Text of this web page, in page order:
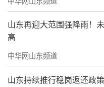
山东再迎大范围强降雨！
高
中华网山东频道
山东持续推行稳岗返还政